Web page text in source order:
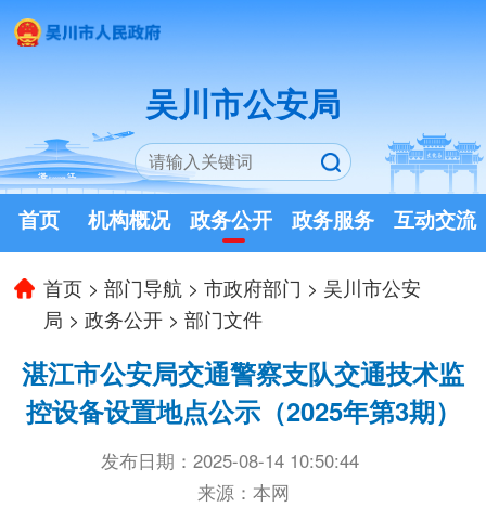
吴川市公安局
首页 机构概况 政务公开 政务服务 互动交流
首页 >部门导航 >市政府部门 > 吴川市公安
局 >政务公开 >部门文件
湛江市公安局交通警察支队交通技术监
控设备设置地点公示（2025年第3期）
发布日期：2025-08-14 10:50:44
来源：本网